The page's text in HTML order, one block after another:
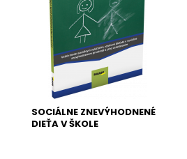
SOCIÁLNE ZNEVÝHODNENÉ
DIEŤA V ŠKOLE